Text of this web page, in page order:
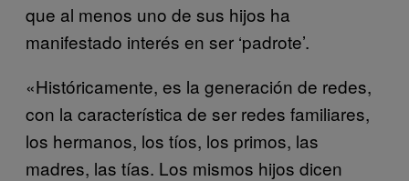
que al menos uno de sus hijos ha
manifestado interés en ser ‘padrote’.
«Históricamente, es la generación de redes,
con la característica de ser redes familiares,
los hermanos, los tíos, los primos, las
madres, las tías. Los mismos hijos dicen